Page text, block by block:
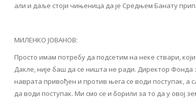
али и даље стоји чињеница да је Средњем Банату
МИЛЕНКО ЈОВАНОВ:
Просто имам потребу да подсетим на неке ствари,
Дакле, није баш да се ништа не ради. Директор
наврата привођен и против њега се води поступак, а
да води поступак. Ми смо се и борили за то да у овој